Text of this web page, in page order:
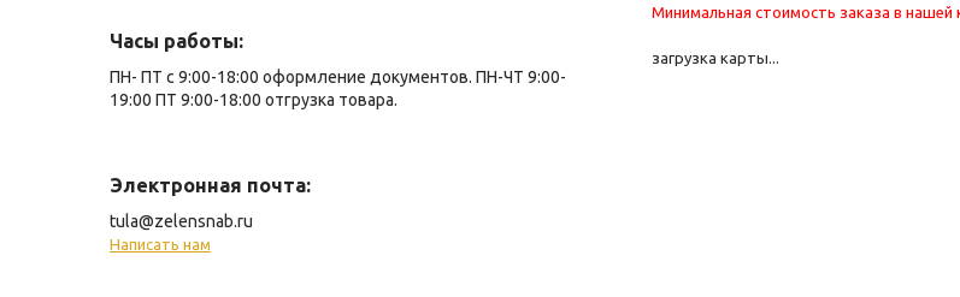
Часы работы:
ПН- ПТ с 9:00-18:00 оформление документов. ПН-ЧТ 9:00-
19:00 ПТ 9:00-18:00 отгрузка товара.
Электронная почта:
tula@zelensnab.ru
Написать нам
Минимальная стоимость заказа в нашей
загрузка карты...